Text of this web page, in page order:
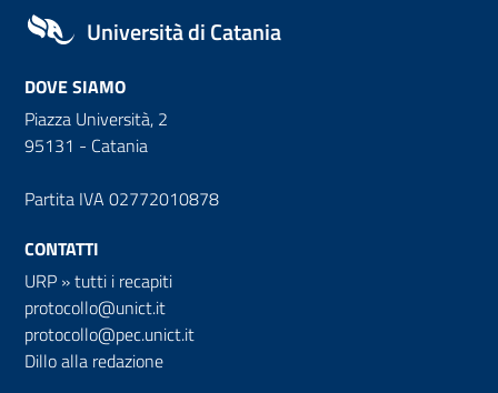
Università di Catania
DOVE SIAMO
Piazza Università, 2
95131 - Catania
Partita IVA 02772010878
CONTATTI
URP »tutti i recapiti
protocollo@unict.it
protocollo@pec.unict.it
Dillo alla redazione